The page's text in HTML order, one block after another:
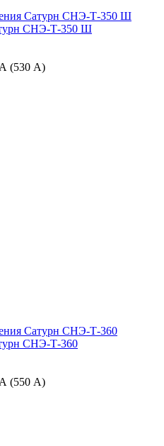
СНЭ-Т-350 Ш
(530 А)
СНЭ-Т-360
(550 А)